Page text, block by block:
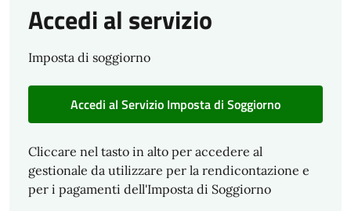
Accedi al servizio
Imposta di soggiorno
Accedi al Servizio Imposta di Soggiorno
Cliccare nel tasto in alto per accedere al
gestionale da utilizzare per la rendicontazione e
per i pagamenti dell'Imposta di Soggiorno